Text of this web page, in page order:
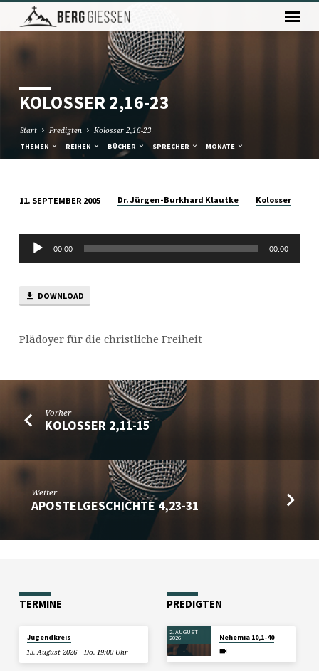
KOLOSSER 2,16-23
Start Predigten Kolosser 2,16-23
THEMEN REIHEN BÜCHER SPRECHER MONATE
2,16-
23
11. SEPTEMBER 2005 Dr. Jürgen-Burkhard Klautke Kolosser
Audio-
Player
00:00 00:00
DOWNLOAD
Plädoyer für die christliche Freiheit
Vorher
KOLOSSER 2,11-15
Weiter
APOSTELGESCHICHTE 4,23-31
TERMINE
Jugendkreis
13. August 2026
Do. 19:00 Uhr
PREDIGTEN
2. AUGUST
2026 Nehemia 10,1-40